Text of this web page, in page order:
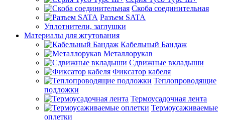
Скоба соединительная
Разъем SATA
Уплотнители, заглушки
Материалы для жгутования
Кабельный Бандаж
Металлорукав
Сдвижные вкладыши
Фиксатор кабеля
Теплопроводящие
подложки
Термоусадочная лента
Термоусаживаемые
оплетки